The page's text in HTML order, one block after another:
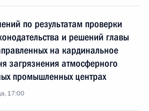
по результатам проверки
и решений главы
на кардинальное
загрязнения атмосферного
промышленных центрах
17:00